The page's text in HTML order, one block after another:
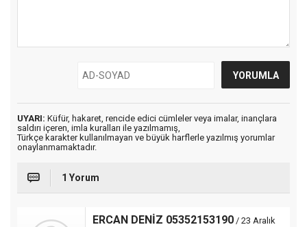
UYARI: Küfür, hakaret, rencide edici cümleler veya imalar, inançlara
saldırı içeren, imla kuralları ile yazılmamış,
Türkçe karakter kullanılmayan ve büyük harflerle yazılmış yorumlar
onaylanmamaktadır.
1 Yorum
ERCAN DENİZ 05352153190 / 23 Aralık